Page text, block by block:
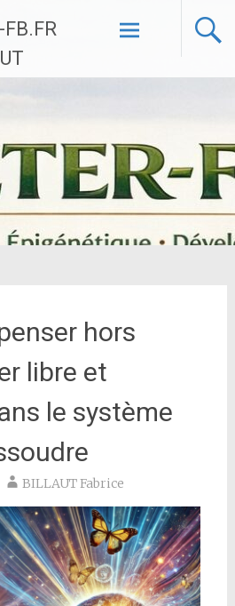
hors
libre et
le système
BILLAUT Fabrice